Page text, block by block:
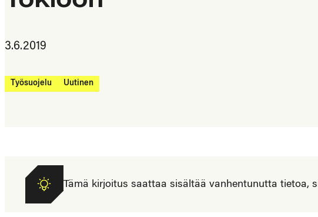
3.6.2019
Työsuojelu Uutinen
Tämä kirjoitus saattaa sisältää vanhentunutta tietoa,